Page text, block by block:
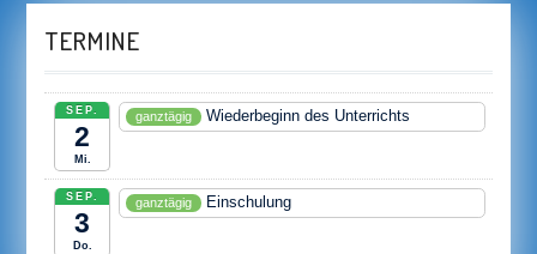
TERMINE
SEP.
2
Mi.
ganztägig Wiederbeginn des Unterrichts
SEP.
3
Do.
ganztägig Einschulung